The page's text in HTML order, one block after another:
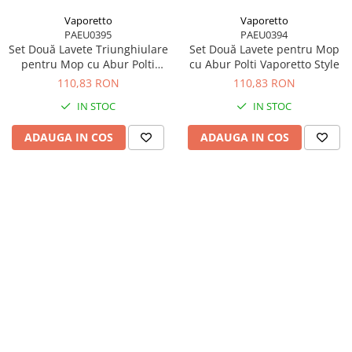
Vaporetto
PAEU0395
Set Două Lavete Triunghiulare
pentru Mop cu Abur Polti
Vaporetto Style
110,83 RON
IN STOC
ADAUGA IN COS
Vaporetto
PAEU0394
Set Două Lavete pentru Mop
cu Abur Polti Vaporetto Style
110,83 RON
IN STOC
ADAUGA IN COS